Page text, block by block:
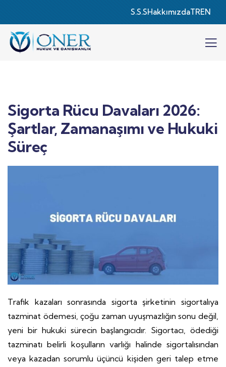
S.S.SHakkımızdaTREN
Sigorta Rücu Davaları 2026:
Şartlar, Zamanaşımı ve Hukuki
Süreç
Trafik kazaları sonrasında sigorta şirketinin sigortalıya
tazminat ödemesi, çoğu zaman uyuşmazlığın sonu değil,
yeni bir hukuki sürecin başlangıcıdır. Sigortacı, ödediği
tazminatı belirli koşulların varlığı halinde sigortalısından
veya kazadan sorumlu üçüncü kişiden geri talep etme